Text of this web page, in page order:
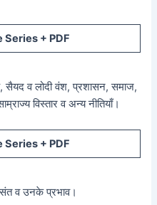
+ PDF
व लोदी वंश, प्रशासन, समाज,
विस्तार व अन्य नीतियाँ।
+ PDF
व उनके प्रभाव।